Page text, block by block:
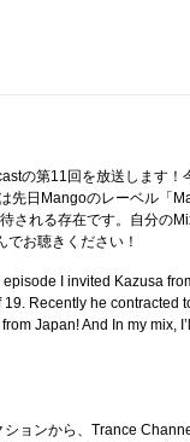
の第11回を放送します！
先日Mangoのレーベル「
される存在です。自分の
お聴きください！
I invited Kazusa
Recently he contracted
Japan! And In my mix,
ョンから、Trance